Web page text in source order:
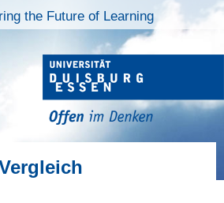
the Future of Learning